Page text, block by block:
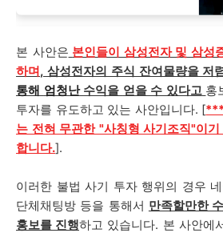
본 사안은 본인들이 삼성전자 및 삼성
하며, 삼성전자의 주식 잔여물량을 저
통해 엄청난 수익을 얻을 수 있다고 홍
투자를 유도하고 있는 사안입니다. [
는 전혀 무관한 "사칭형 사기조직"이
합니다.].
이러한 불법 사기 투자 행위의 경우
단체채팅방 등을 통해서 만족할만한
홍보를 진행하고 있습니다. 본 사안에